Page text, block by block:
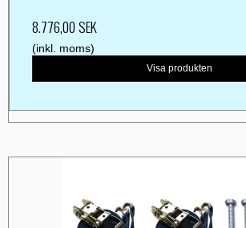
8.776,00 SEK
(inkl. moms)
Visa produkten